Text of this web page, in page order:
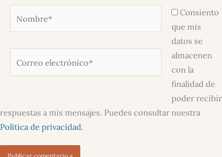
electrónico*
Consiento
que mis
datos se
almacenen
con la
finalidad de
poder recibir
respuestas a mis mensajes. Puedes consultar nuestra
Política de privacidad.